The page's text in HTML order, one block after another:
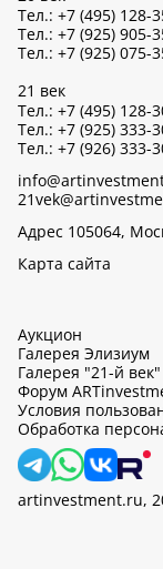
Тел.: +7 (495) 128-
Тел.: +7 (925) 905-
Тел.: +7 (925) 075-
21 век
Тел.: +7 (495) 128-
Тел.: +7 (925) 333-
Тел.: +7 (926) 333-
Адрес 105064,
Карта сайта
Аукцион
Галерея Элизиум
Галерея "21-й век"
Форум
Условия
Обработка
artinvestment.ru,